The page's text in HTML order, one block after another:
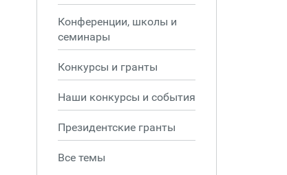
Конференции, школы и
семинары
Конкурсы и гранты
Наши конкурсы и события
Президентские гранты
Все темы